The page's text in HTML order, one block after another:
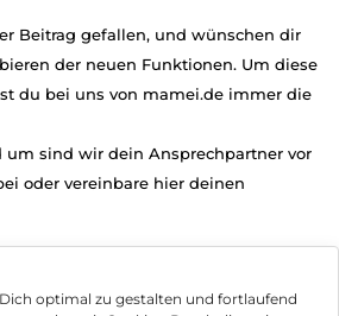
optimal zu gestalten und fortlaufend
Beitrag gefallen, und wünschen dir
der neuen Funktionen. Um diese
du bei uns von mamei.de immer die
um sind wir dein Ansprechpartner vor
oder vereinbare hier deinen